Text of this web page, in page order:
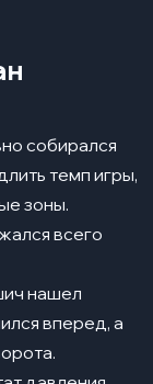
собирался
темп игры,
зоны.
всего
нашел
вперед, а